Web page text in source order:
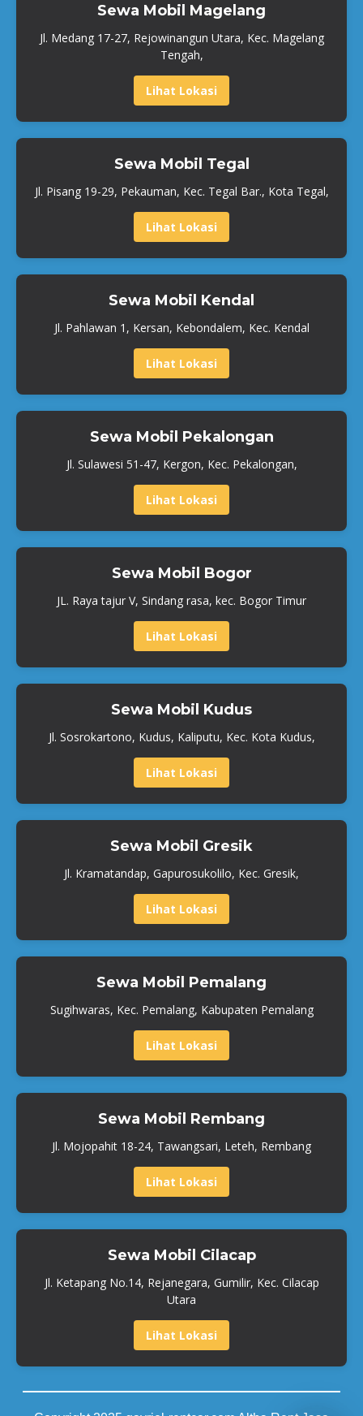
Sewa Mobil Magelang
Jl. Medang 17-27, Rejowinangun Utara, Kec. Magelang
Tengah,
Lihat Lokasi
Sewa Mobil Tegal
Jl. Pisang 19-29, Pekauman, Kec. Tegal Bar., Kota Tegal,
Lihat Lokasi
Sewa Mobil Kendal
Jl. Pahlawan 1, Kersan, Kebondalem, Kec. Kendal
Lihat Lokasi
Sewa Mobil Pekalongan
Jl. Sulawesi 51-47, Kergon, Kec. Pekalongan,
Lihat Lokasi
Sewa Mobil Bogor
JL. Raya tajur V, Sindang rasa, kec. Bogor Timur
Lihat Lokasi
Sewa Mobil Kudus
Jl. Sosrokartono, Kudus, Kaliputu, Kec. Kota Kudus,
Lihat Lokasi
Sewa Mobil Gresik
Jl. Kramatandap, Gapurosukolilo, Kec. Gresik,
Lihat Lokasi
Sewa Mobil Pemalang
Sugihwaras, Kec. Pemalang, Kabupaten Pemalang
Lihat Lokasi
Sewa Mobil Rembang
Jl. Mojopahit 18-24, Tawangsari, Leteh, Rembang
Lihat Lokasi
Sewa Mobil Cilacap
Jl. Ketapang No.14, Rejanegara, Gumilir, Kec. Cilacap
Utara
Lihat Lokasi